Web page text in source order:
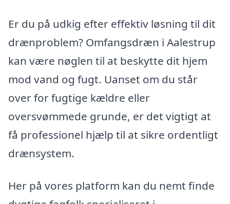
Er du på udkig efter effektiv løsning til dit
drænproblem? Omfangsdræn i Aalestrup
kan være nøglen til at beskytte dit hjem
mod vand og fugt. Uanset om du står
over for fugtige kældre eller
oversvømmede grunde, er det vigtigt at
få professionel hjælp til at sikre ordentligt
drænsystem.
Her på vores platform kan du nemt finde